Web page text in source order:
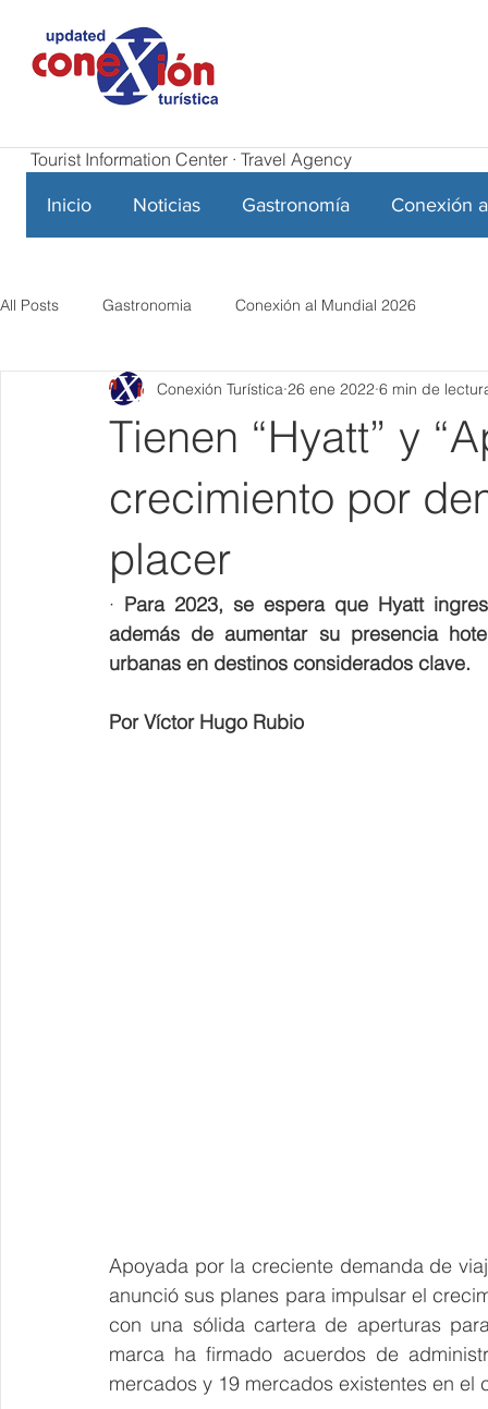
Tourist Information Center · Travel Agency
Inicio Noticias Gastronomía Conexión
All Posts Gastronomia Conexión al Mundial 2026
Tienen “Hyatt” y
crecimiento por
placer
Conexión Turística 26 ene 2022 6 min de
· Para 2023, se espera que Hyatt
además de aumentar su presencia
urbanas en destinos considerados clave.
Por Víctor Hugo Rubio
Apoyada por la creciente demanda de
anunció sus planes para impulsar el
con una sólida cartera de aperturas
marca ha firmado acuerdos de
mercados y 19 mercados existentes en el